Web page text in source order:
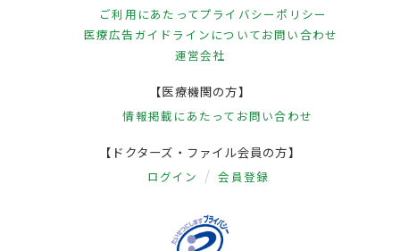
ご利用にあたってプライバシーポリシー
医療広告ガイドラインについてお問い合わせ
運営会社
【医療機関の方】
情報掲載にあたって お問い合わせ
【ドクターズ・ファイル会員の方】
ログイン 会員登録